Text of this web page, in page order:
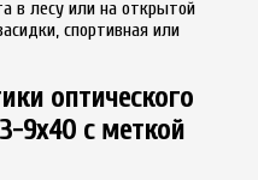
в лесу или на открытой
спортивная или
оптического
9x40 с меткой